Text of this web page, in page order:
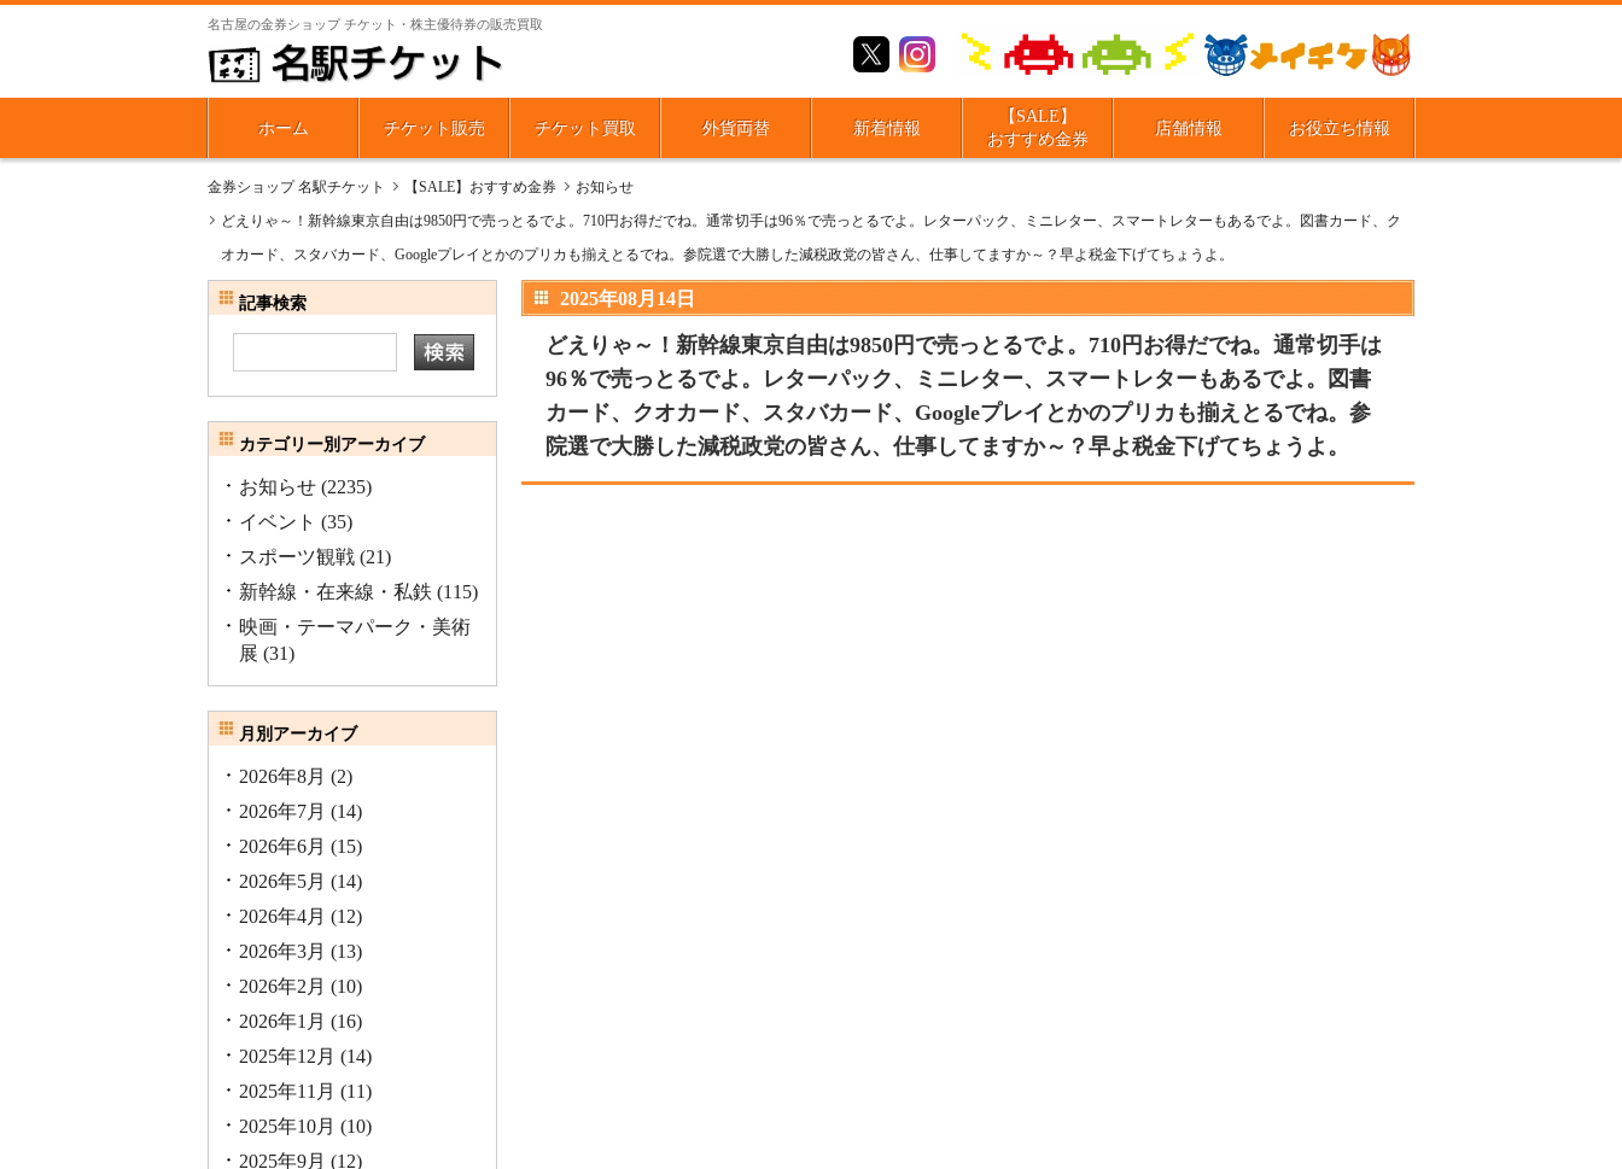
名古屋の金券ショップ チケット・株主優待券の販売買取
ホーム チケット販売 チケット買取 外貨両替 新着情報
【SALE】
おすすめ金券
店舗情報 お役立ち情報
金券ショップ 名駅チケット 【SALE】おすすめ金券
お知らせ
どえりゃ～！新幹線東京自由は9850円で売っとるでよ。710円お得だでね。通常切手は96％で売っとるでよ。レターパック、ミニレター、スマートレターもあるでよ。図書カード、ク
オカード、スタバカード、Googleプレイとかのプリカも揃えとるでね。参院選で大勝した減税政党の皆さん、仕事してますか～？早よ税金下げてちょうよ。
2025年08月14日
どえりゃ～！新幹線東京自由は9850円で売っとるでよ。710円お得だでね。通常切手は
96％で売っとるでよ。レターパック、ミニレター、スマートレターもあるでよ。図書
カード、クオカード、スタバカード、Googleプレイとかのプリカも揃えとるでね。参
院選で大勝した減税政党の皆さん、仕事してますか～？早よ税金下げてちょうよ。
記事検索
カテゴリー別アーカイブ
お知らせ (2235)
イベント (35)
スポーツ観戦 (21)
新幹線・在来線・私鉄 (115)
映画・テーマパーク・美術
展 (31)
月別アーカイブ
2026年8月 (2)
2026年7月 (14)
2026年6月 (15)
2026年5月 (14)
2026年4月 (12)
2026年3月 (13)
2026年2月 (10)
2026年1月 (16)
2025年12月 (14)
2025年11月 (11)
2025年10月 (10)
2025年9月 (12)